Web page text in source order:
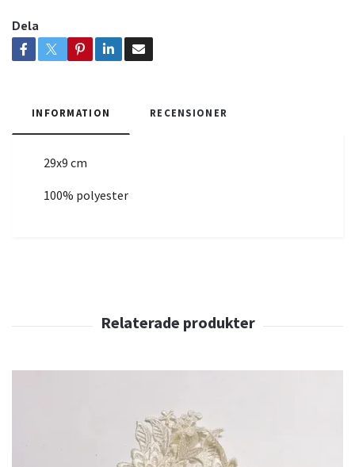
Dela
INFORMATION RECENSIONER
29x9 cm
100% polyester